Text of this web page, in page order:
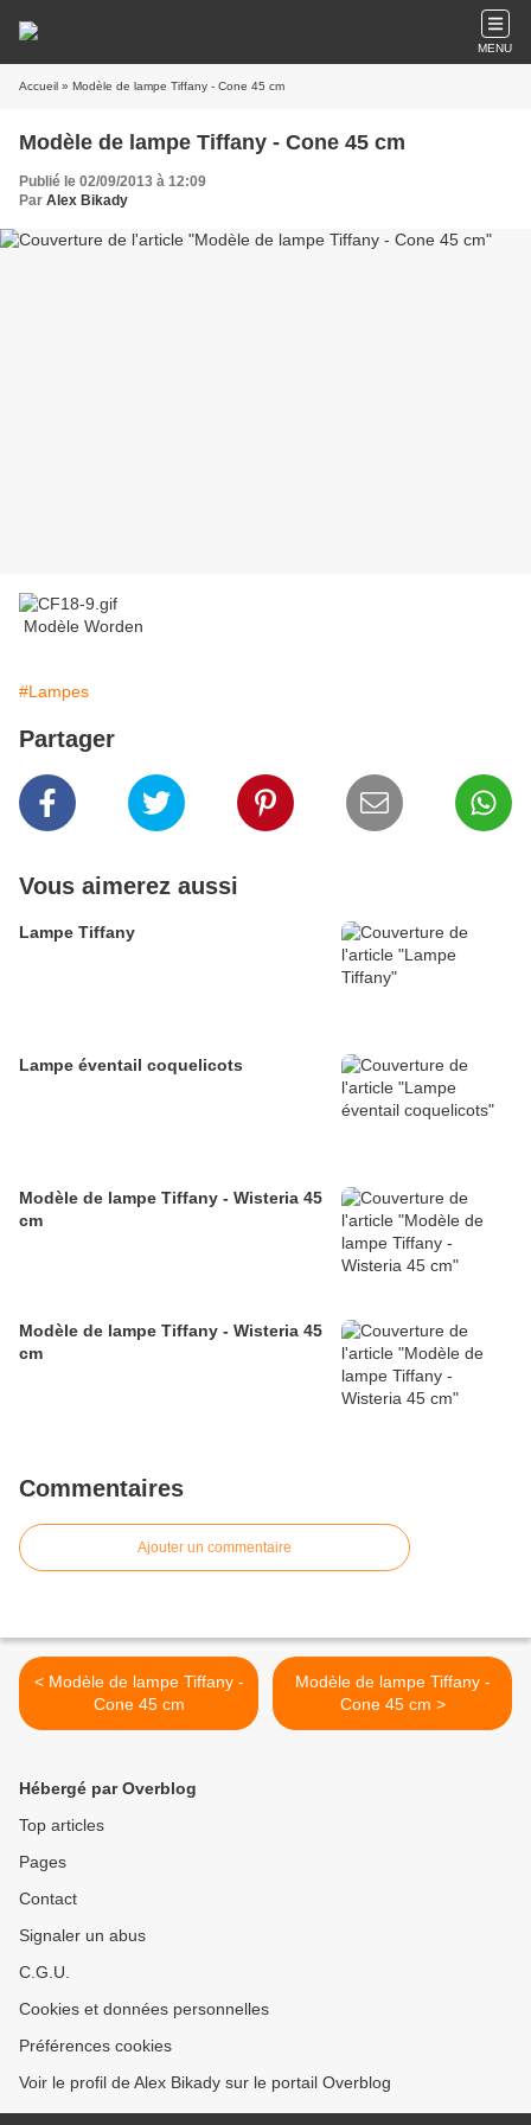
MENU
Accueil » Modèle de lampe Tiffany - Cone 45 cm
Modèle de lampe Tiffany - Cone 45 cm
Publié le 02/09/2013 à 12:09
Par Alex Bikady
Modèle Worden
#Lampes
Partager
Vous aimerez aussi
Lampe Tiffany
Lampe éventail coquelicots
Modèle de lampe Tiffany - Wisteria 45
cm
Modèle de lampe Tiffany - Wisteria 45
cm
Commentaires
Ajouter un commentaire
< Modèle de lampe Tiffany -
Cone 45 cm
Modèle de lampe Tiffany -
Cone 45 cm >
Hébergé par Overblog
Top articles
Pages
Contact
Signaler un abus
C.G.U.
Cookies et données personnelles
Préférences cookies
Voir le profil de Alex Bikady sur le portail Overblog